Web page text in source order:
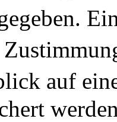
auf